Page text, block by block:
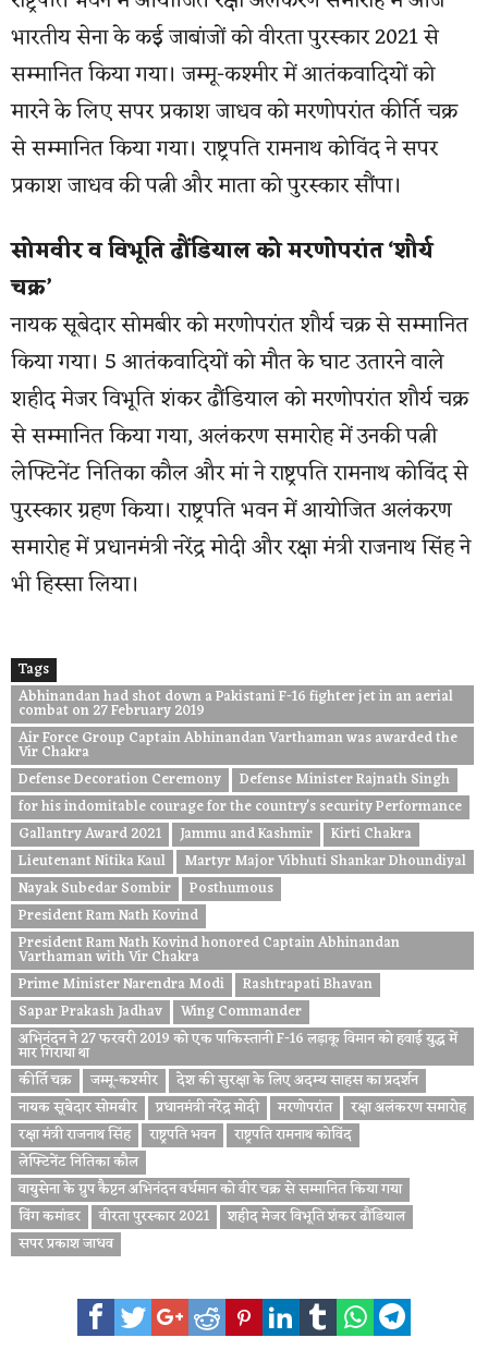
भारतीय सेना के कई जाबांजों को वीरता पुरस्कार 2021 से
सम्मानित किया गया। जम्मू-कश्मीर में आतंकवादियों को
मारने के लिए सपर प्रकाश जाधव को मरणोपरांत कीर्ति चक्र
से सम्मानित किया गया। राष्ट्रपति रामनाथ कोविंद ने सपर
प्रकाश जाधव की पत्नी और माता को पुरस्कार सौंपा।
सोमवीर व विभूति ढौंडियाल को मरणोपरांत ‘शौर्य
चक्र’
नायक सूबेदार सोमबीर को मरणोपरांत शौर्य चक्र से सम्मानित
किया गया। 5 आतंकवादियों को मौत के घाट उतारने वाले
शहीद मेजर विभूति शंकर ढौंडियाल को मरणोपरांत शौर्य चक्र
से सम्मानित किया गया, अलंकरण समारोह में उनकी पत्नी
लेफ्टिनेंट नितिका कौल और मां ने राष्ट्रपति रामनाथ कोविंद से
पुरस्कार ग्रहण किया। राष्ट्रपति भवन में आयोजित अलंकरण
समारोह में प्रधानमंत्री नरेंद्र मोदी और रक्षा मंत्री राजनाथ सिंह ने
भी हिस्सा लिया।
Tags
Abhinandan had shot down a Pakistani F-16 fighter jet in an aerial
combat on 27 February 2019
Air Force Group Captain Abhinandan Varthaman was awarded the
Vir Chakra
Defense Decoration Ceremony
Defense Minister Rajnath Singh
for his indomitable courage for the country's security Performance
Gallantry Award 2021
Jammu and Kashmir
Kirti Chakra
Lieutenant Nitika Kaul
Martyr Major Vibhuti Shankar Dhoundiyal
Nayak Subedar Sombir
Posthumous
President Ram Nath Kovind
President Ram Nath Kovind honored Captain Abhinandan
Varthaman with Vir Chakra
Prime Minister Narendra Modi
Rashtrapati Bhavan
Sapar Prakash Jadhav
Wing Commander
अभिनंदन ने 27 फरवरी 2019 को एक पाकिस्तानी F-16 लड़ाकू विमान को हवाई युद्ध में
मार गिराया था
कीर्ति चक्र
जम्मू-कश्मीर
देश की सुरक्षा के लिए अदम्य साहस का प्रदर्शन
नायक सूबेदार सोमबीर
प्रधानमंत्री नरेंद्र मोदी मरणोपरांत
रक्षा अलंकरण समारोह
रक्षा मंत्री राजनाथ सिंह
राष्ट्रपति भवन
राष्ट्रपति रामनाथ कोविंद
लेफ्टिनेंट नितिका कौल
वायुसेना के ग्रुप कैप्टन अभिनंदन वर्धमान को वीर चक्र से सम्मानित किया गया
विंग कमांडर
वीरता पुरस्कार 2021
शहीद मेजर विभूति शंकर ढौंडियाल
सपर प्रकाश जाधव